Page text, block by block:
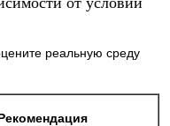
реальную среду